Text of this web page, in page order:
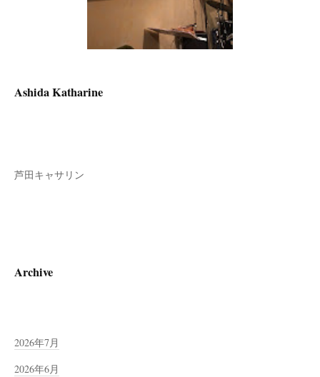
Ashida Katharine
芦田キャサリン
Archive
2026年7月
2026年6月